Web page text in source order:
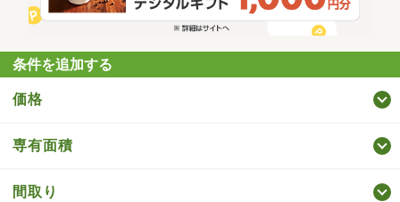
条件を追加する
価格
専有面積
間取り